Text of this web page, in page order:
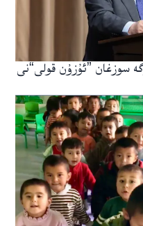
سوزغان ”ئۇزۇن قولى“نى